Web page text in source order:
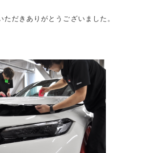
ただきありがとうございました。